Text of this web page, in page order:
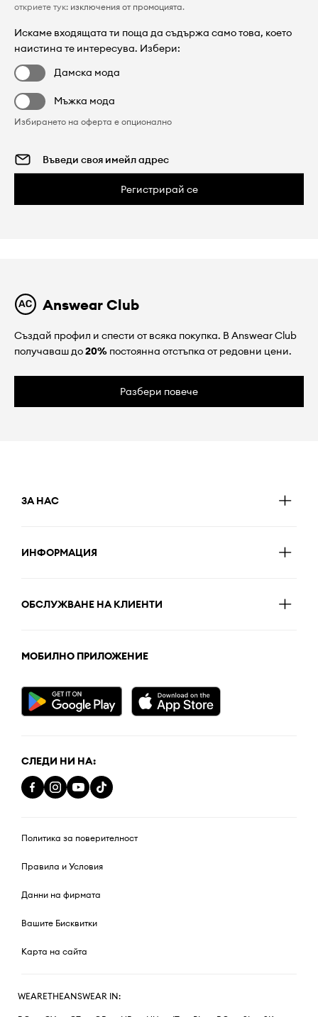
откриете тук: изключения от промоцията.
Искаме входящата ти поща да съдържа само това, което
наистина те интересува. Избери:
Дамска мода
Мъжка мода
Избирането на оферта е опционално
Регистрирай се
Answear Club
Създай профил и спести от всяка покупка. В Answear Club
получаваш до20% постоянна отстъпка от редовни цени.
Разбери повече
ЗА НАС
ИНФОРМАЦИЯ
ОБСЛУЖВАНЕ НА КЛИЕНТИ
МОБИЛНО ПРИЛОЖЕНИЕ
СЛЕДИ НИ НА:
Политика за поверителност
Правила и Условия
Данни на фирмата
Вашите Бисквитки
Карта на сайта
WEARETHEANSWEAR IN: